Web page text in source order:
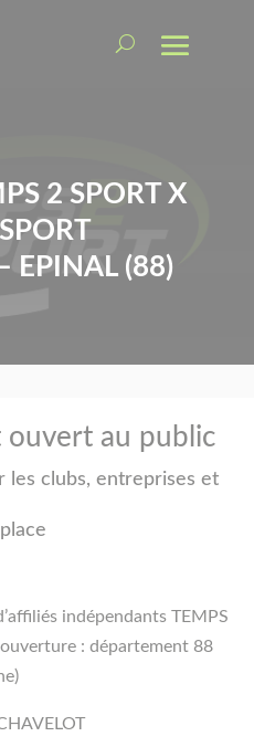
2 SPORT X
EPINAL (88)
ouvert au public
les clubs, entreprises et
indépendants TEMPS
: département 88